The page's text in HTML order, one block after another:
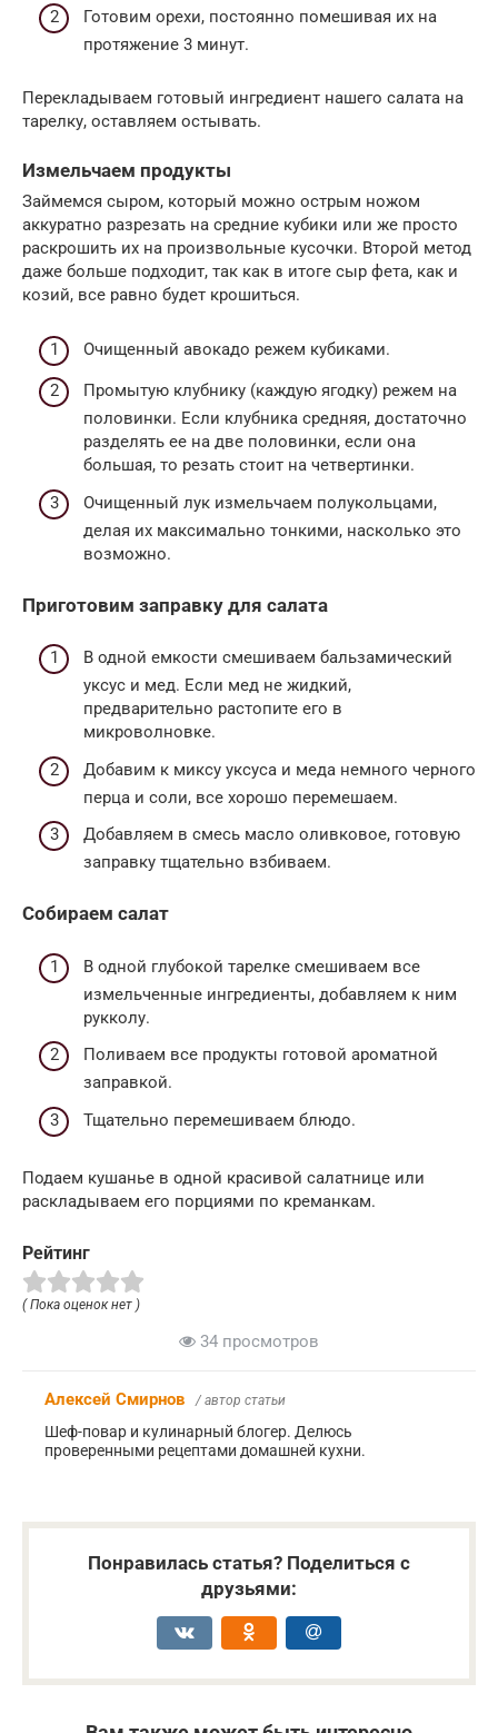
Готовим орехи, постоянно помешивая их на
протяжение 3 минут.
Перекладываем готовый ингредиент нашего салата на
тарелку, оставляем остывать.
Измельчаем продукты
Займемся сыром, который можно острым ножом
аккуратно разрезать на средние кубики или же просто
раскрошить их на произвольные кусочки. Второй метод
даже больше подходит, так как в итоге сыр фета, как и
козий, все равно будет крошиться.
Очищенный авокадо режем кубиками.
Промытую клубнику (каждую ягодку) режем на
половинки. Если клубника средняя, достаточно
разделять ее на две половинки, если она
большая, то резать стоит на четвертинки.
Очищенный лук измельчаем полукольцами,
делая их максимально тонкими, насколько это
возможно.
Приготовим заправку для салата
В одной емкости смешиваем бальзамический
уксус и мед. Если мед не жидкий,
предварительно растопите его в
микроволновке.
Добавим к миксу уксуса и меда немного черного
перца и соли, все хорошо перемешаем.
Добавляем в смесь масло оливковое, готовую
заправку тщательно взбиваем.
Собираем салат
В одной глубокой тарелке смешиваем все
измельченные ингредиенты, добавляем к ним
рукколу.
Поливаем все продукты готовой ароматной
заправкой.
Тщательно перемешиваем блюдо.
Подаем кушанье в одной красивой салатнице или
раскладываем его порциями по креманкам.
Рейтинг
( Пока оценок нет )
34 просмотров
Алексей Смирнов / автор статьи
Шеф-повар и кулинарный блогер. Делюсь
проверенными рецептами домашней кухни.
Понравилась статья? Поделиться с
друзьями: